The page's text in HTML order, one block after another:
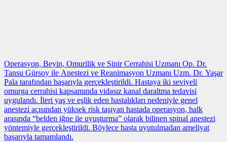
Operasyon, Beyin, Omurilik ve Sinir Cerrahisi Uzmanı Op. Dr.
Tansu Gürsoy ile Anestezi ve Reanimasyon Uzmanı Uzm. Dr. Yaşar
Pala tarafından başarıyla gerçekleştirildi. Hastaya iki seviyeli
omurga cerrahisi kapsamında vidasız kanal daraltma tedavisi
uygulandı. İleri yaş ve eşlik eden hastalıkları nedeniyle genel
anestezi açısından yüksek risk taşıyan hastada operasyon, halk
arasında “belden iğne ile uyuşturma” olarak bilinen spinal anestezi
yöntemiyle gerçekleştirildi. Böylece hasta uyutulmadan ameliyat
başarıyla tamamlandı.